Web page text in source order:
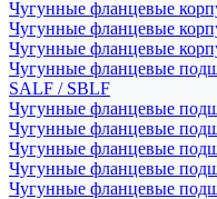
Чугунные фланцевые
Чугунные фланцевые
Чугунные фланцевые
Чугунные фланцевые
SALF / SBLF
Чугунные фланцевые
Чугунные фланцевые
Чугунные фланцевые
Чугунные фланцевые
Чугунные фланцевые